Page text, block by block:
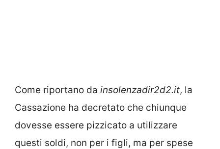
Come riportano da insolenzadir2d2.it, la
Cassazione ha decretato che chiunque
dovesse essere pizzicato a utilizzare
questi soldi, non per i figli, ma per spese